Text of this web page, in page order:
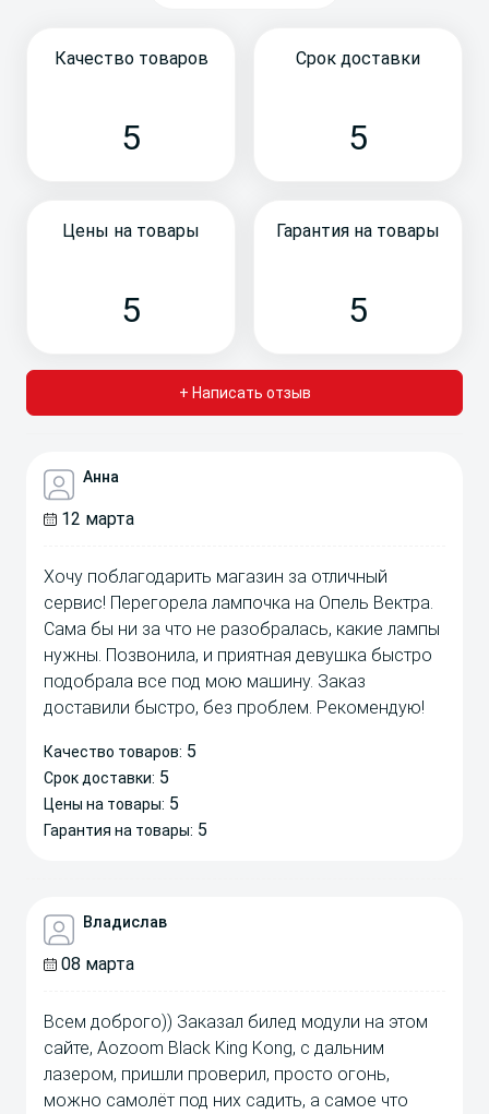
+ Написать отзыв
Качество товаров
5
Срок доставки
5
Цены на товары
5
Гарантия на товары
5
Анна
12 марта
Хочу поблагодарить магазин за отличный
сервис! Перегорела лампочка на Опель Вектра.
Сама бы ни за что не разобралась, какие лампы
нужны. Позвонила, и приятная девушка быстро
подобрала все под мою машину. Заказ
доставили быстро, без проблем. Рекомендую!
Качество товаров: 5
Срок доставки: 5
Цены на товары: 5
Гарантия на товары: 5
Владислав
08 марта
Всем доброго)) Заказал билед модули на этом
сайте, Aozoom Black King Kong, с дальним
лазером, пришли проверил, просто огонь,
можно самолёт под них садить, а самое что